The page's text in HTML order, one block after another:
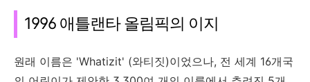
1996 애틀랜타 올림픽의 이지
원래 이름은 'Whatizit' (와티짓)이었으나, 전 세계 16개국